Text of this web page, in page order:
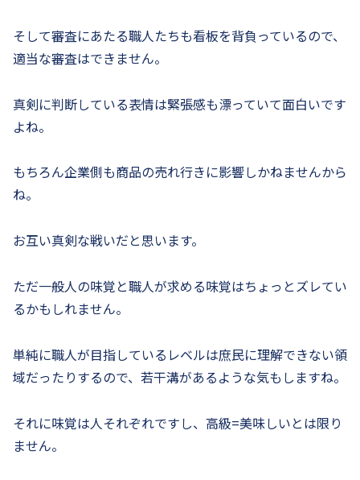
そして審査にあたる職人たちも看板を背負っているので、
適当な審査はできません。
真剣に判断している表情は緊張感も漂っていて面白いです
よね。
もちろん企業側も商品の売れ行きに影響しかねませんから
ね。
お互い真剣な戦いだと思います。
ただ一般人の味覚と職人が求める味覚はちょっとズレてい
るかもしれません。
単純に職人が目指しているレベルは庶民に理解できない領
域だったりするので、若干溝があるような気もしますね。
それに味覚は人それぞれですし、高級=美味しいとは限り
ません。